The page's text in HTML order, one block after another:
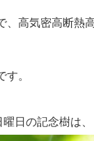
、高気密高断熱
。
曜日の記念樹は